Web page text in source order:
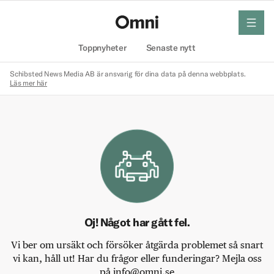
Toppnyheter Senaste nytt
meny
Schibsted News Media AB är ansvarig för dina data på denna webbplats.
Läs mer här
Oj! Något har gått fel.
Vi ber om ursäkt och försöker åtgärda problemet så snart
vi kan, håll ut! Har du frågor eller funderingar? Mejla oss